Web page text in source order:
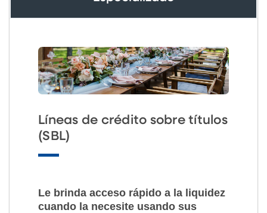
Líneas de crédito sobre títulos
(SBL)
Le brinda acceso rápido a la liquidez
cuando la necesite usando sus